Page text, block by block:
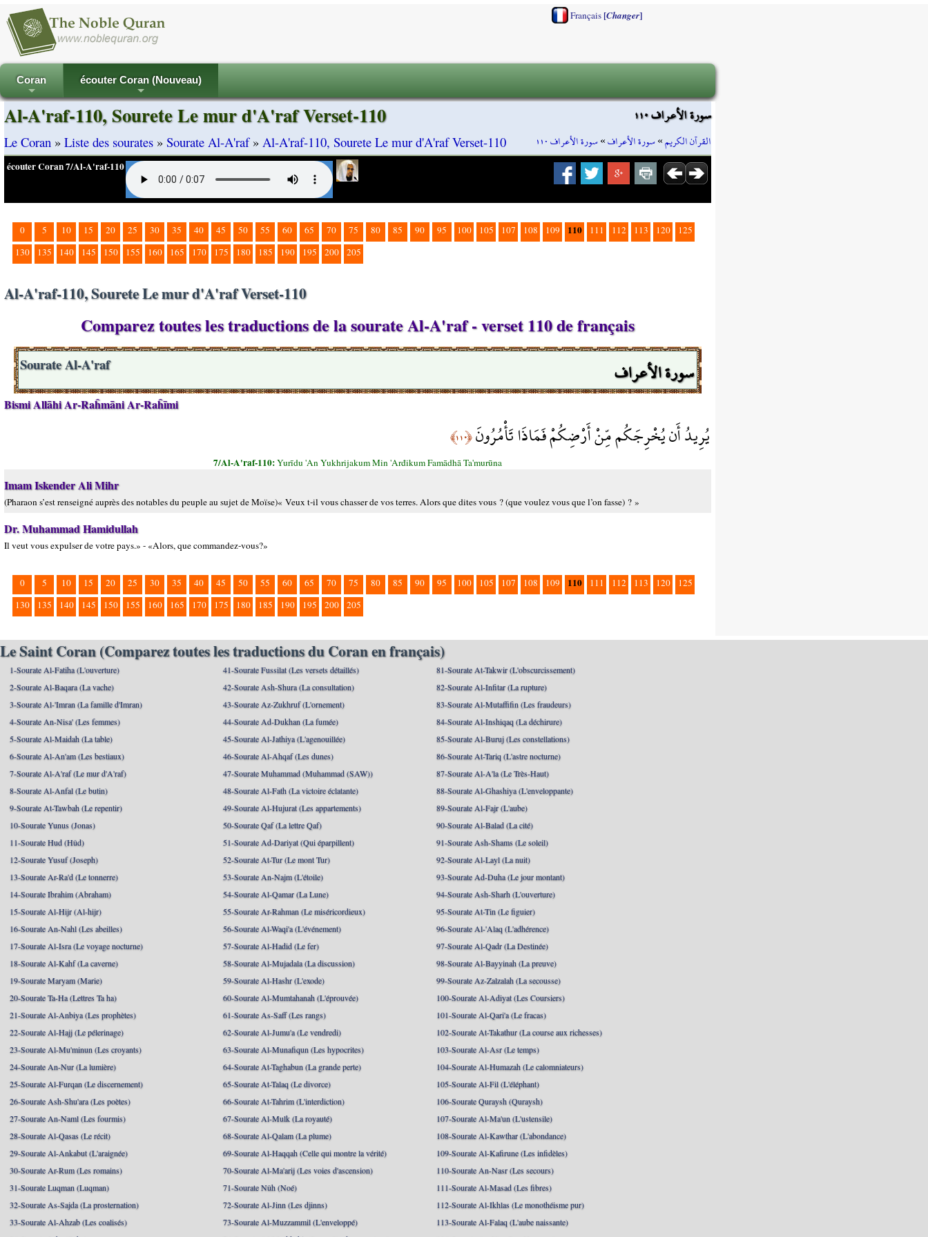
Français[Changer]
+
Coran
+
écouter Coran (Nouveau)
سورة الأعراف ١١٠
القرآن الكريم»سورة الأعراف»سورة الأعراف ١١٠
Al-A'raf-110, Sourete Le mur d'A'raf Verset-110
Le Coran » Liste des sourates » Sourate Al-A'raf» Al-A'raf-110, Sourete Le mur d'A'raf Verset-110
écouter Coran 7/Al-A'raf-110
0 5 10 15 20 25 30 35 40 45 50 55 60 65 70 75 80 85 90 95 100 105 107 108 109 110 111 112 113 120
125
130
135 140 145 150 155 160 165 170 175 180 185 190 195 200 205
Al-A'raf-110, Sourete Le mur d'A'raf Verset-110
Comparez toutes les traductions de la sourate Al-A'raf - verset 110 de français
سورة الأعراف Sourate Al-A'raf
Bismi Allāhi Ar-Raĥmāni Ar-Raĥīmi
يُرِيدُ أَن يُخْرِجَكُم مِّنْ أَرْضِكُمْ فَمَاذَا تَأْمُرُونَ﴿١١٠﴾
7/Al-A'raf-110:Yurīdu 'An Yukhrijakum Min 'Arđikum Famādhā Ta'murūna
Imam Iskender Ali Mihr
(Pharaon s’est renseigné auprès des notables du peuple au sujet de Moïse)« Veux t-il vous chasser de vos terres. Alors que dites vous ? (que voulez vous que l’on fasse) ? »
Dr. Muhammad Hamidullah
Il veut vous expulser de votre pays.» - «Alors, que commandez-vous?»
0 5 10 15 20 25 30 35 40 45 50 55 60 65 70 75 80 85 90 95 100 105 107 108 109 110 111 112 113 120
125
130
135 140 145 150 155 160 165 170 175 180 185 190 195 200 205
Le Saint Coran (Comparez toutes les traductions du Coran en français)
1-Sourate Al-Fatiha (L'ouverture)
2-Sourate Al-Baqara (La vache)
3-Sourate Al-'Imran (La famille d'Imran)
4-Sourate An-Nisa' (Les femmes)
5-Sourate Al-Maidah (La table)
6-Sourate Al-An'am (Les bestiaux)
7-Sourate Al-A'raf (Le mur d'A'raf)
8-Sourate Al-Anfal (Le butin)
9-Sourate At-Tawbah (Le repentir)
10-Sourate Yunus (Jonas)
11-Sourate Hud (Hûd)
12-Sourate Yusuf (Joseph)
13-Sourate Ar-Ra'd (Le tonnerre)
14-Sourate Ibrahim (Abraham)
15-Sourate Al-Hijr (Al-hijr)
16-Sourate An-Nahl (Les abeilles)
17-Sourate Al-Isra (Le voyage nocturne)
18-Sourate Al-Kahf (La caverne)
19-Sourate Maryam (Marie)
20-Sourate Ta-Ha (Lettres Ta ha)
21-Sourate Al-Anbiya (Les prophètes)
22-Sourate Al-Hajj (Le pélerinage)
23-Sourate Al-Mu'minun (Les croyants)
24-Sourate An-Nur (La lumière)
25-Sourate Al-Furqan (Le discernement)
26-Sourate Ash-Shu'ara (Les poètes)
27-Sourate An-Naml (Les fourmis)
28-Sourate Al-Qasas (Le récit)
29-Sourate Al-Ankabut (L'araignée)
30-Sourate Ar-Rum (Les romains)
31-Sourate Luqman (Luqman)
32-Sourate As-Sajda (La prosternation)
33-Sourate Al-Ahzab (Les coalisés)
41-Sourate Fussilat (Les versets détaillés)
42-Sourate Ash-Shura (La consultation)
43-Sourate Az-Zukhruf (L'ornement)
44-Sourate Ad-Dukhan (La fumée)
45-Sourate Al-Jathiya (L'agenouillée)
46-Sourate Al-Ahqaf (Les dunes)
47-Sourate Muhammad (Muhammad (SAW))
48-Sourate Al-Fath (La victoire éclatante)
49-Sourate Al-Hujurat (Les appartements)
50-Sourate Qaf (La lettre Qaf)
51-Sourate Ad-Dariyat (Qui éparpillent)
52-Sourate At-Tur (Le mont Tur)
53-Sourate An-Najm (L'étoile)
54-Sourate Al-Qamar (La Lune)
55-Sourate Ar-Rahman (Le miséricordieux)
56-Sourate Al-Waqi'a (L'événement)
57-Sourate Al-Hadid (Le fer)
58-Sourate Al-Mujadala (La discussion)
59-Sourate Al-Hashr (L'exode)
60-Sourate Al-Mumtahanah (L'éprouvée)
61-Sourate As-Saff (Les rangs)
62-Sourate Al-Jumu'a (Le vendredi)
63-Sourate Al-Munafiqun (Les hypocrites)
64-Sourate At-Taghabun (La grande perte)
65-Sourate At-Talaq (Le divorce)
66-Sourate At-Tahrim (L'interdiction)
67-Sourate Al-Mulk (La royauté)
68-Sourate Al-Qalam (La plume)
69-Sourate Al-Haqqah (Celle qui montre la vérité)
70-Sourate Al-Ma'arij (Les voies d'ascension)
71-Sourate Nûh (Noé)
72-Sourate Al-Jinn (Les djinns)
73-Sourate Al-Muzzammil (L'enveloppé)
81-Sourate At-Takwir (L'obscurcissement)
82-Sourate Al-Infitar (La rupture)
83-Sourate Al-Mutaffifin (Les fraudeurs)
84-Sourate Al-Inshiqaq (La déchirure)
85-Sourate Al-Buruj (Les constellations)
86-Sourate At-Tariq (L'astre nocturne)
87-Sourate Al-A'la (Le Très-Haut)
88-Sourate Al-Ghashiya (L'enveloppante)
89-Sourate Al-Fajr (L'aube)
90-Sourate Al-Balad (La cité)
91-Sourate Ash-Shams (Le soleil)
92-Sourate Al-Layl (La nuit)
93-Sourate Ad-Duha (Le jour montant)
94-Sourate Ash-Sharh (L'ouverture)
95-Sourate At-Tin (Le figuier)
96-Sourate Al-'Alaq (L'adhérence)
97-Sourate Al-Qadr (La Destinée)
98-Sourate Al-Bayyinah (La preuve)
99-Sourate Az-Zalzalah (La secousse)
100-Sourate Al-Adiyat (Les Coursiers)
101-Sourate Al-Qari'a (Le fracas)
102-Sourate At-Takathur (La course aux richesses)
103-Sourate Al-Asr (Le temps)
104-Sourate Al-Humazah (Le calomniateurs)
105-Sourate Al-Fil (L'éléphant)
106-Sourate Quraysh (Quraysh)
107-Sourate Al-Ma'un (L'ustensile)
108-Sourate Al-Kawthar (L'abondance)
109-Sourate Al-Kafirune (Les infidèles)
110-Sourate An-Nasr (Les secours)
111-Sourate Al-Masad (Les fibres)
112-Sourate Al-Ikhlas (Le monothéisme pur)
113-Sourate Al-Falaq (L'aube naissante)